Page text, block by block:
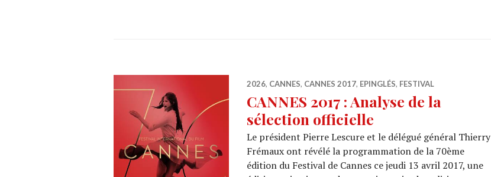
2026, CANNES, CANNES 2017, EPINGLÉS, FESTIVAL
CANNES 2017 : Analyse de la
sélection officielle
Le président Pierre Lescure et le délégué général Thierry
Frémaux ont révélé la programmation de la 70ème
édition du Festival de Cannes ce jeudi 13 avril 2017, une